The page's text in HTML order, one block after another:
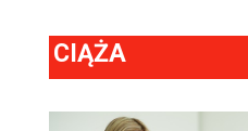
CIĄŻA